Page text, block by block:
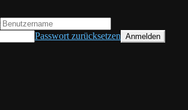
Passwort zurücksetzen